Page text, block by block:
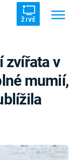
ŽIVĚ
zvířata v
mumií,